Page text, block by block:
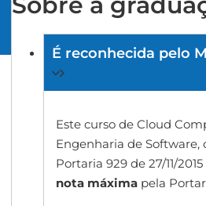
É reconhecida pelo
Este curso de Cloud
Engenharia de
Portaria 929 de 27/11/2015
nota máxima pela